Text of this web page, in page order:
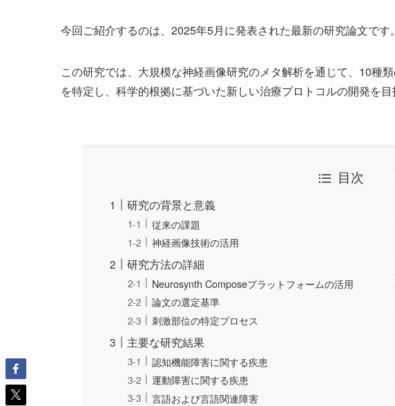
今回ご紹介するのは、2025年5月に発表された最新の研究論文です。
この研究では、大規模な神経画像研究のメタ解析を通じて、10種
を特定し、科学的根拠に基づいた新しい治療プロトコルの開発を目
目次
研究の背景と意義
従来の課題
神経画像技術の活用
研究方法の詳細
Neurosynth Composeプラットフォームの活用
論文の選定基準
刺激部位の特定プロセス
主要な研究結果
認知機能障害に関する疾患
運動障害に関する疾患
言語および言語関連障害